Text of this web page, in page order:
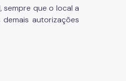
sempre que o local a
autorizações